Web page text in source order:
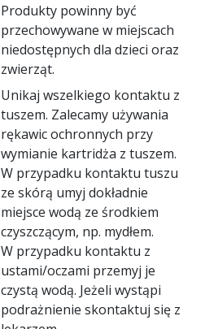
Produkty powinny być
przechowywane w miejscach
niedostępnych dla dzieci oraz
zwierząt.
Unikaj wszelkiego kontaktu z
tuszem. Zalecamy używania
rękawic ochronnych przy
wymianie kartridża z tuszem.
W przypadku kontaktu tuszu
ze skórą umyj dokładnie
miejsce wodą ze środkiem
czyszczącym, np. mydłem.
W przypadku kontaktu z
ustami/oczami przemyj je
czystą wodą. Jeżeli wystąpi
podrażnienie skontaktuj się z